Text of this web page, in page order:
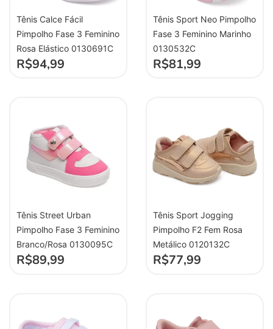
Tênis Calce Fácil
Pimpolho Fase 3 Feminino
Rosa Elástico 0130691C
R$94,99
Tênis Sport Neo Pimpolho
Fase 3 Feminino Marinho
0130532C
R$81,99
Tênis Street Urban
Pimpolho Fase 3 Feminino
Branco/Rosa 0130095C
R$89,99
Tênis Sport Jogging
Pimpolho F2 Fem Rosa
Metálico 0120132C
R$77,99